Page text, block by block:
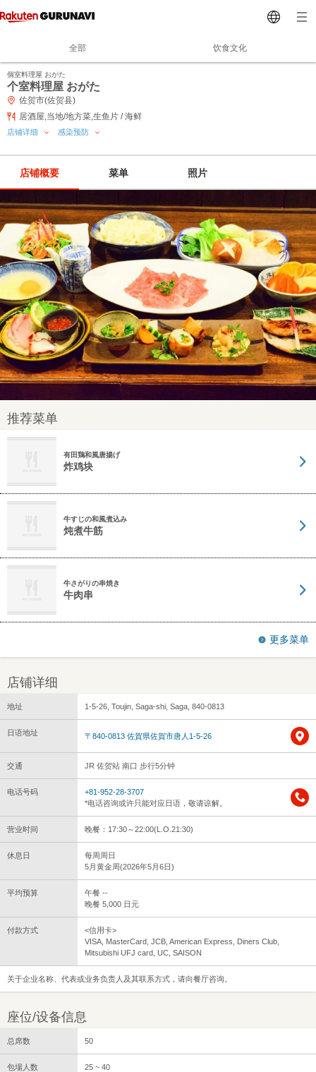
全部 饮食文化
個室料理屋 おがた
个室料理屋 おがた
佐贺市(佐贺县)
居酒屋,当地/地方菜,生鱼片 / 海鲜
店铺详细 感染预防
店铺概要 菜单 照片
推荐菜单
有田鶏和風唐揚げ
炸鸡块
牛すじの和風煮込み
炖煮牛筋
牛さがりの串焼き
牛肉串
更多菜单
店铺详细
地址 1-5-26, Toujin, Saga-shi, Saga, 840-0813
日语地址 〒840-0813 佐賀県佐賀市唐人1-5-26
交通 JR 佐贺站 南口 步行5分钟
电话号码
+81-952-28-3707
*电话咨询或许只能对应日语，敬请谅解。
营业时间 晚餐：17:30～22:00(L.O.21:30)
休息日
每周周日
5月黄金周(2026年5月6日)
平均预算
午餐 --
晚餐 5,000 日元
付款方式
<信用卡>
VISA, MasterCard, JCB, American Express, Diners Club,
Mitsubishi UFJ card, UC, SAISON
关于企业名称、代表或业务负责人及其联系方式，请向餐厅咨询。
座位/设备信息
总席数 50
包場人数 25 ~ 40